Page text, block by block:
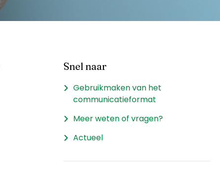
Snel naar
Gebruikmaken van het
communicatieformat
Meer weten of vragen?
Actueel